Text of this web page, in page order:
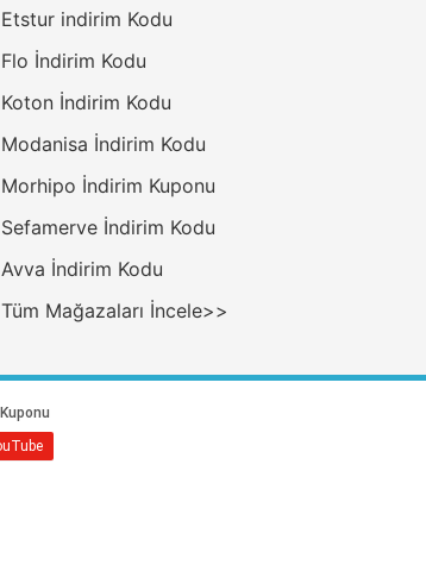
Etstur indirim Kodu
Flo İndirim Kodu
Koton İndirim Kodu
Modanisa İndirim Kodu
Morhipo İndirim Kuponu
Sefamerve İndirim Kodu
Avva İndirim Kodu
Tüm Mağazaları İncele>>